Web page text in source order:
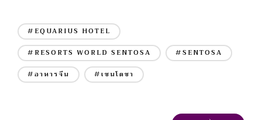
#EQUARIUS HOTEL
#RESORTS WORLD SENTOSA
#SENTOSA
#อาหารจีน
#เซนโตซา